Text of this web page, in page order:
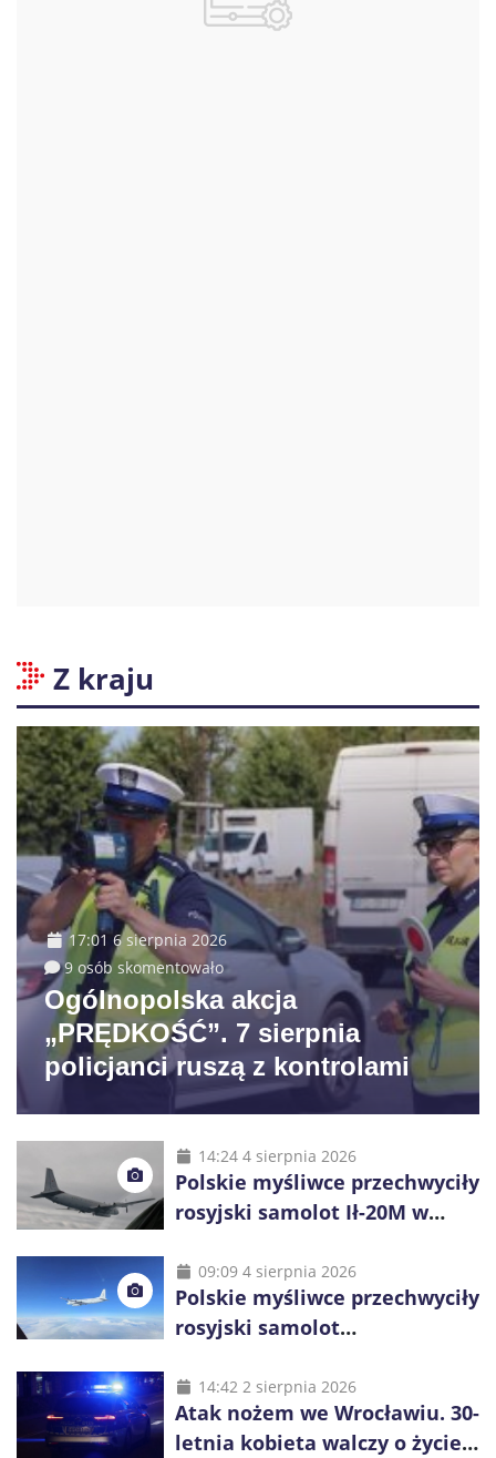
Z kraju
17:01 6 sierpnia 2026
9 osób skomentowało
Ogólnopolska akcja
„PRĘDKOŚĆ”. 7 sierpnia
policjanci ruszą z kontrolami
14:24 4 sierpnia 2026
Polskie myśliwce przechwyciły
rosyjski samolot Ił-20M w
09:09 4 sierpnia 2026
Polskie myśliwce przechwyciły
rosyjski samolot
14:42 2 sierpnia 2026
Atak nożem we Wrocławiu. 30-
letnia kobieta walczy o życie,